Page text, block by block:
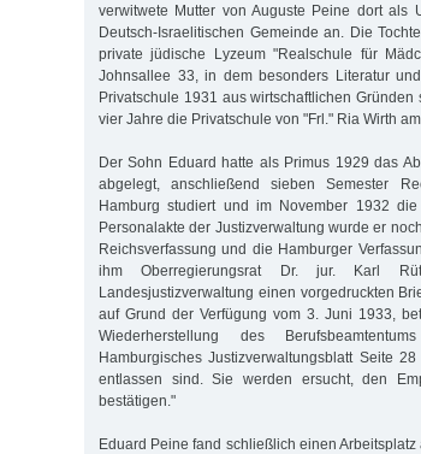
verwitwete Mutter von Auguste Peine dort als
Deutsch-Israelitischen Gemeinde an. Die
private jüdische Lyzeum "Realschule für
Johnsallee 33, in dem besonders Literatur
Privatschule 1931 aus wirtschaftlichen
vier Jahre die Privatschule von "Frl." Ria Wirth
Der Sohn Eduard hatte als Primus 1929 das
abgelegt, anschließend sieben Semester
Hamburg studiert und im November 1932
Personalakte der Justizverwaltung wurde er
Reichsverfassung und die Hamburger
ihm Oberregierungsrat Dr. jur. Karl
Landesjustizverwaltung einen vorgedruckten
auf Grund der Verfügung vom 3. Juni 1933,
Wiederherstellung des
Hamburgisches Justizverwaltungsblatt Seite
entlassen sind. Sie werden ersucht, den
bestätigen."
Eduard Peine fand schließlich einen